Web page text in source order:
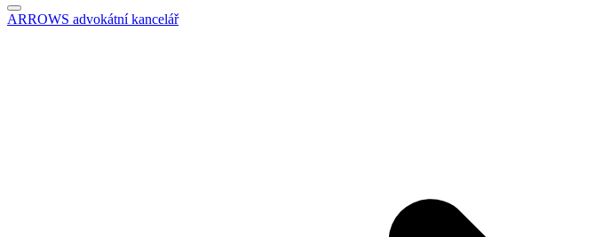
ARROWS advokátní kancelář